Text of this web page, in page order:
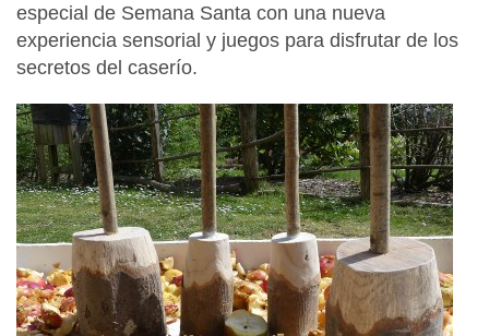
especial de Semana Santa con una nueva
experiencia sensorial y juegos para disfrutar de los
secretos del caserío.